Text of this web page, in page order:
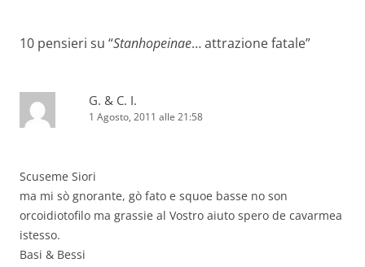
10 pensieri su “Stanhopeinae… attrazione fatale”
G. & C. I.
1 Agosto, 2011 alle 21:58
Scuseme Siori
ma mi sò gnorante, gò fato e squoe basse no son
orcoidiotofilo ma grassie al Vostro aiuto spero de cavarmea
istesso.
Basi & Bessi